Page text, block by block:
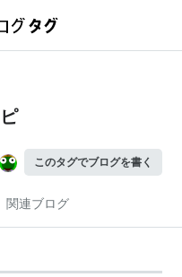
このタグでブログを書く
関連ブログ